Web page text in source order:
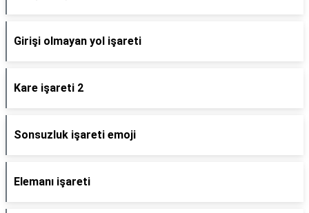
Girişi olmayan yol işareti
Kare işareti 2
Sonsuzluk işareti emoji
Elemanı işareti